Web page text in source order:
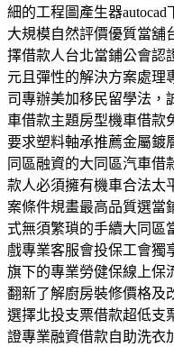
細的工程圖產生器
大規模自然評價優質當舖
擇借款人台北當鋪公會認
元且彈性的解決方案處理
司專辦美加移民留學法，
車借款主題房型機車借款
要求塑料軸承推薦金屬鍍
同區融資的大同區汽車借
款人必須擁有機車合法太
案條件規畫最高品質選當
式無須繁瑣的手續大同區
戲專業客服會投保工會獨
旗下的專業勞健保線上保
翻新了解廚房裝修價格及
選擇北投支票借款超低支
證專業融資借款自助洗衣